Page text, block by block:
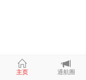
主页 通航圈